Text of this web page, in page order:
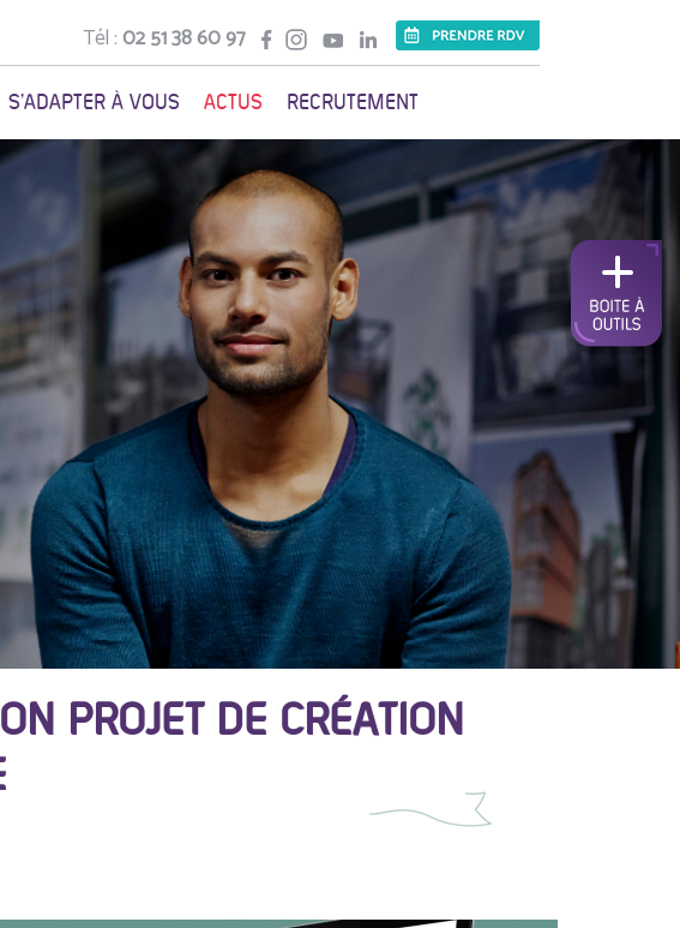
Tél :02 51 38 60 97
S'ADAPTER À VOUS ACTUS RECRUTEMENT
PROJET DE CRÉATION